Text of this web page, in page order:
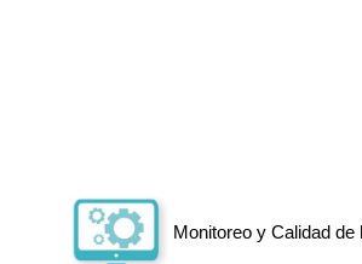
Monitoreo y Calidad